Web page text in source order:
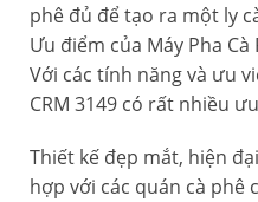
phê đủ để tạo ra một ly
Ưu điểm của Máy Pha Cà
Với các tính năng và ưu
CRM 3149 có rất nhiều
Thiết kế đẹp mắt, hiện
hợp với các quán cà phê